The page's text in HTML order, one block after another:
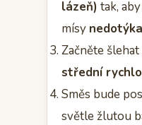
lázeň) tak,
mísy
Začněte
střední
Směs bude
světle žlutou